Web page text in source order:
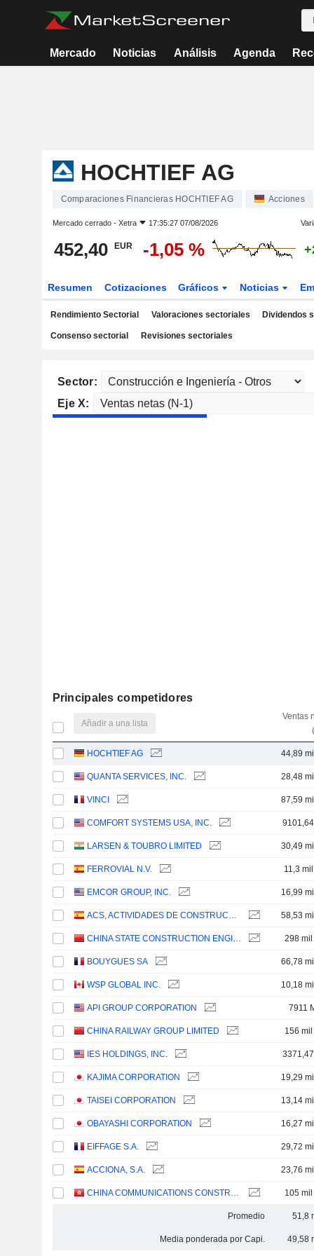
Mercado Noticias Análisis Agenda
HOCHTIEF AG
Comparaciones Financieras HOCHTIEF AG Acciones
Mercado cerrado - Xetra 17:35:27 07/08/2026
452,40 EUR -1,05 %
Resumen Cotizaciones Gráficos Noticias
Rendimiento Sectorial Valoraciones sectoriales Dividendos
Consenso sectorial Revisiones sectoriales
Sector:
Eje X:
Principales competidores
Añadir a una lista
Ventas
HOCHTIEF AG 44,89
QUANTA SERVICES, INC. 28,48
VINCI 87,59
COMFORT SYSTEMS USA, INC. 9101,64
LARSEN & TOUBRO LIMITED 30,49
FERROVIAL N.V. 11,3 mil
EMCOR GROUP, INC. 16,99
ACS, ACTIVIDADES DE CONSTRUCCIÓN Y SERVICIOS, S.A. 58,53
CHINA STATE CONSTRUCTION ENGINEERING CORPORATION LIMITED 298 mil
BOUYGUES SA 66,78
WSP GLOBAL INC. 10,18
API GROUP CORPORATION 7911
CHINA RAILWAY GROUP LIMITED 156 mil
IES HOLDINGS, INC. 3371,47
KAJIMA CORPORATION 19,29
TAISEI CORPORATION 13,14
OBAYASHI CORPORATION 16,27
EIFFAGE S.A. 29,72
ACCIONA, S.A. 23,76
CHINA COMMUNICATIONS CONSTRUCTION COMPANY LIMITED 105 mil
Promedio 51,8
Media ponderada por Capi. 49,58